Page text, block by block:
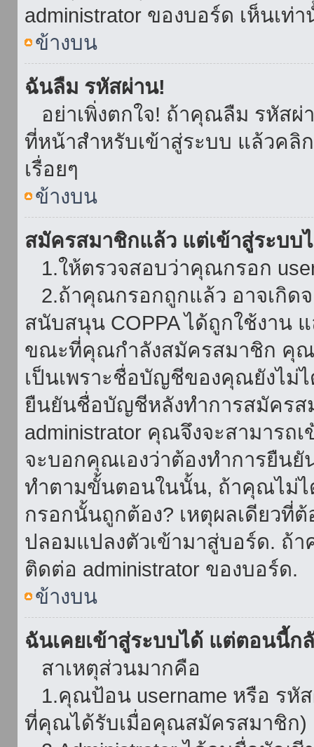
administrator ของบอร์ด เห็นเ
ข้างบน
ฉันลืม รหัสผ่าน!
อย่าเพิ่งตกใจ! ถ้าคุณลืม รหัสผ่
ที่หน้าสำหรับเข้าสู่ระบบ แล้วค
เรื่อยๆ
ข้างบน
สมัครสมาชิกแล้ว แต่เข้าสู่ระบบ
1.ให้ตรวจสอบว่าคุณกรอก
2.ถ้าคุณกรอกถูกแล้ว อาจเกิด
สนับสนุน COPPA ได้ถูกใช้งาน
ขณะที่คุณกำลังสมัครสมาชิก คุ
เป็นเพราะชื่อบัญชีของคุณยังไม่
ยืนยันชื่อบัญชีหลังทำการสมัครส
administrator คุณจึงจะสามาร
จะบอกคุณเองว่าต้องทำการยืน
ทำตามขั้นตอนในนั้น, ถ้าคุณไม่
กรอกนั้นถูกต้อง? เหตุผลเดียวที่
ปลอมแปลงตัวเข้ามาสู่บอร์ด. ถ้
ติดต่อ administrator ของบอร์ด.
ข้างบน
ฉันเคยเข้าสู่ระบบได้ แต่ตอนนี้ก
สาเหตุส่วนมากคือ
1.คุณป้อน username หรือ รหั
ที่คุณได้รับเมื่อคุณสมัครสมาชิก)